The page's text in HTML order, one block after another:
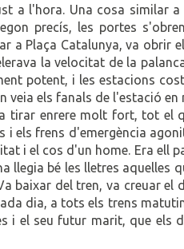
a l'hora. Una cosa similar
precís, les portes
a Plaça Catalunya, va obrir
la velocitat de la
potent, i les estacions
veia els fanals de l'estació
tirar enrere molt fort, tot el
i els frens d'emergència
i el cos d'un home. Era ell
llegia bé les lletres aquelles
baixar del tren, va creuar
dia, a tots els trens
i el seu futur marit, que els